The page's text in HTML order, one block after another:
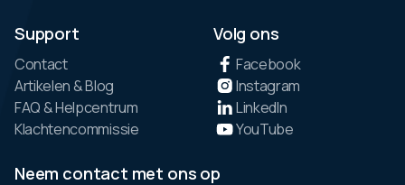
Support
Contact
Artikelen & Blog
FAQ & Helpcentrum
Klachtencommissie
Volg ons
Facebook
Instagram
LinkedIn
YouTube
Neem contact met ons op